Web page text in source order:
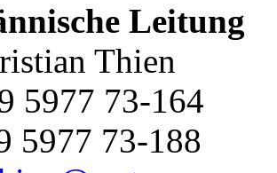
Thien
5977 73-164
5977 73-188